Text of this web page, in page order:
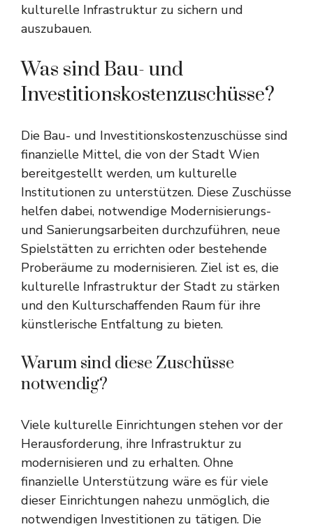
kulturelle Infrastruktur zu sichern und
auszubauen.
Was sind Bau- und
Investitionskostenzuschüsse?
Die Bau- und Investitionskostenzuschüsse sind
finanzielle Mittel, die von der Stadt Wien
bereitgestellt werden, um kulturelle
Institutionen zu unterstützen. Diese Zuschüsse
helfen dabei, notwendige Modernisierungs-
und Sanierungsarbeiten durchzuführen, neue
Spielstätten zu errichten oder bestehende
Proberäume zu modernisieren. Ziel ist es, die
kulturelle Infrastruktur der Stadt zu stärken
und den Kulturschaffenden Raum für ihre
künstlerische Entfaltung zu bieten.
Warum sind diese Zuschüsse
notwendig?
Viele kulturelle Einrichtungen stehen vor der
Herausforderung, ihre Infrastruktur zu
modernisieren und zu erhalten. Ohne
finanzielle Unterstützung wäre es für viele
dieser Einrichtungen nahezu unmöglich, die
notwendigen Investitionen zu tätigen. Die